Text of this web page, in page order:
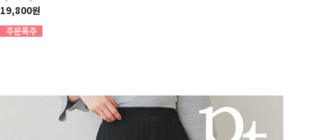
19,800원